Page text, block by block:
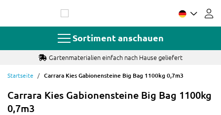
springen
Sortiment anschauen
Gartenmaterialien einfach nach Hause geliefert
Startseite Carrara Kies Gabionensteine Big Bag 1100kg 0,7m3
Carrara Kies Gabionensteine Big Bag 1100kg
0,7m3